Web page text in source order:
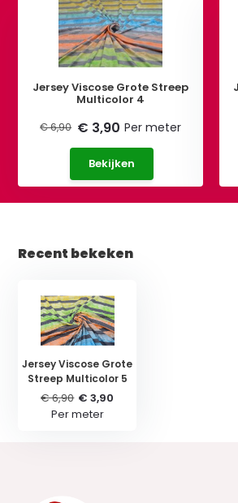
Jersey Viscose Grote Streep
Multicolor 4
€ 6,90 € 3,90 Per meter
Bekijken
Recent bekeken
Jersey Viscose Grote
Streep Multicolor 5
€ 6,90 € 3,90
Per meter